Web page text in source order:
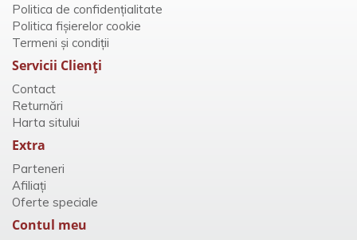
Politica de confidențialitate
Politica fișierelor cookie
Termeni și condiții
Servicii Clienţi
Contact
Returnări
Harta sitului
Extra
Parteneri
Afiliaţi
Oferte speciale
Contul meu